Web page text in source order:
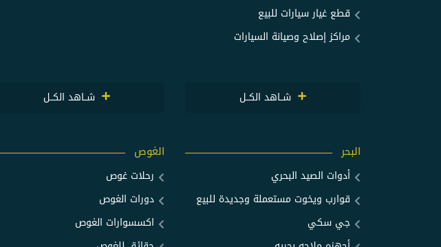
قطع غيار سيارات للبيع
مراكز إصلاح وصيانة السيارات
شــاهد الكــل شــاهد الكــل
البحر
أدوات الصيد البحري
قوارب ويخوت مستعملة وجديدة للبيع
جي سكي
الغوص
رحلات غوص
دورات الغوص
اكسسوارات الغوص